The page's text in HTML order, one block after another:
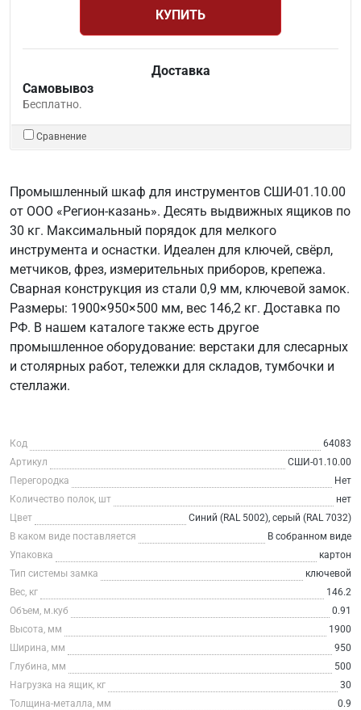
КУПИТЬ
Доставка
Самовывоз
Бесплатно.
Сравнение
Промышленный шкаф для инструментов СШИ-01.10.00
от ООО «Регион-казань». Десять выдвижных ящиков по
30 кг. Максимальный порядок для мелкого
инструмента и оснастки. Идеален для ключей, свёрл,
метчиков, фрез, измерительных приборов, крепежа.
Сварная конструкция из стали 0,9 мм, ключевой замок.
Размеры: 1900×950×500 мм, вес 146,2 кг. Доставка по
РФ. В нашем каталоге также есть другое
промышленное оборудование: верстаки для слесарных
и столярных работ, тележки для складов, тумбочки и
стеллажи.
Код
64083
Артикул
СШИ-01.10.00
Перегородка
Нет
Количество полок, шт
нет
Цвет
Синий (RAL 5002), серый (RAL 7032)
В каком виде поставляется
В собранном виде
Упаковка
картон
Тип системы замка
ключевой
Вес, кг
146.2
Объем, м.куб
0.91
Высота, мм
1900
Ширина, мм
950
Глубина, мм
500
Нагрузка на ящик, кг
30
Толщина-металла, мм
0.9